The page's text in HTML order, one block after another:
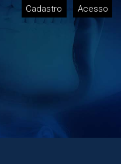
Cadastro Acesso